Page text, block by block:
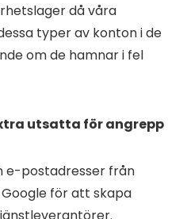
då våra
typer av konton i de
om de hamnar i fel
utsatta för angrepp
e-postadresser från
för att skapa